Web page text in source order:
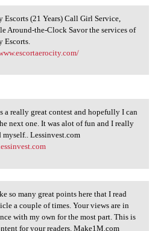
Escorts (21 Years)
Escorts (21 Years) Call Girl Service,
Around-the-Clock Savor the services of
Escorts.
a really great
a really great contest and hopefully I can
next one. It was alot of fun and I really
myself.. Lessinvest.com
so many great points
so many great points here that I read
a couple of times. Your views are in
with my own for the most part. This is
for your readers. Make1M.com